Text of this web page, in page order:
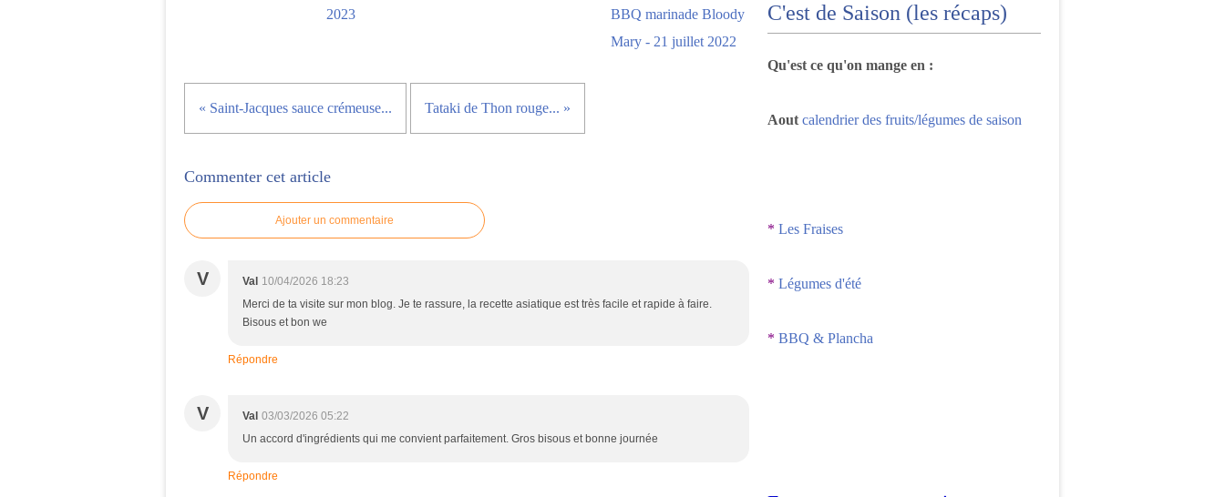
2023
BBQ marinade Bloody
Mary - 21 juillet 2022
« Saint-Jacques sauce crémeuse... Tataki de Thon rouge... »
Commenter cet article
Ajouter un commentaire
V Val 10/04/2026 18:23
Merci de ta visite sur mon blog. Je te rassure, la recette asiatique est très facile et rapide à faire.
Bisous et bon we
Répondre
V Val 03/03/2026 05:22
Un accord d'ingrédients qui me convient parfaitement. Gros bisous et bonne journée
Répondre
C'est de Saison (les récaps)
Qu'est ce qu'on mange en :
Aout calendrier des fruits/légumes de saison
* Les Fraises
* Légumes d'été
* BBQ & Plancha